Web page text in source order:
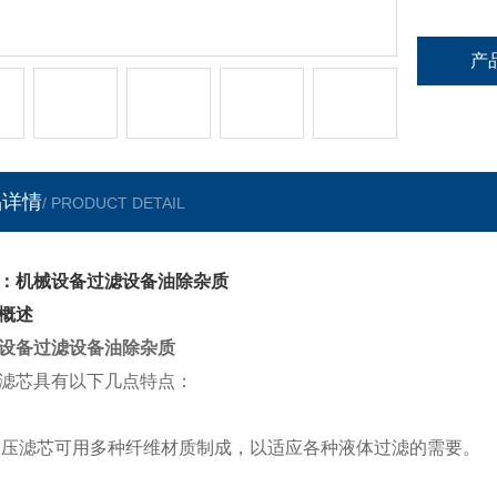
产
情/ PRODUCT DETAIL
机械设备过滤设备油除杂质
述
备过滤设备油除杂质
芯具有以下几点特点：
压滤芯可用多种纤维材质制成，以适应各种液体过滤的需要。